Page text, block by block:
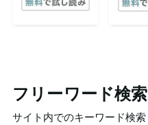
フリーワード検索
サイト内でのキーワード検索